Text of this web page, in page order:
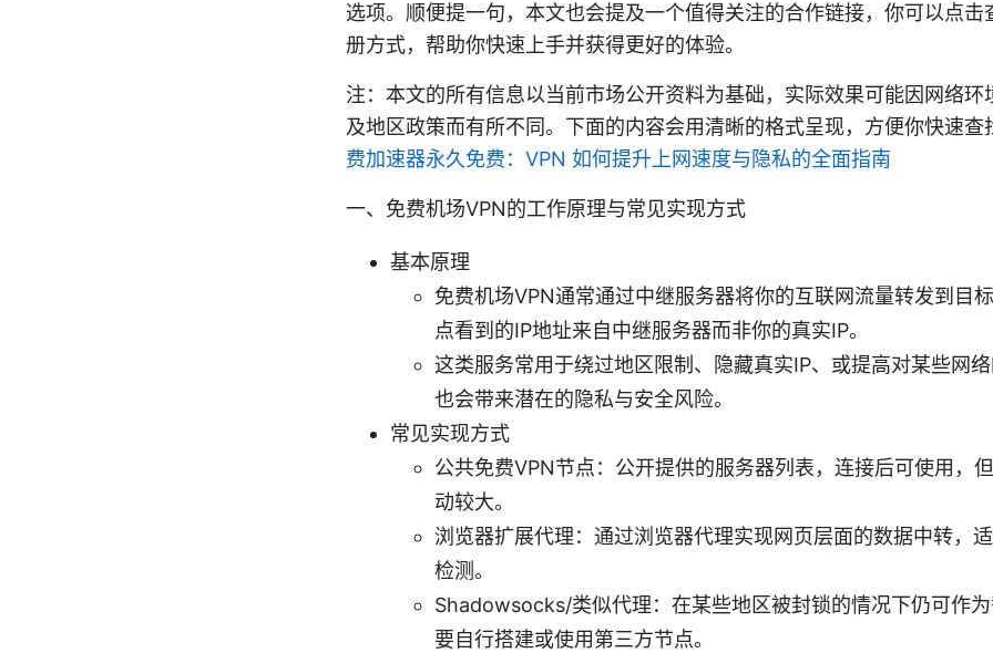
选项。顺便提一句，本文也会提及一个值得关注的合作链接，你可以点击
册方式，帮助你快速上手并获得更好的体验。
注：本文的所有信息以当前市场公开资料为基础，实际效果可能因网络环
及地区政策而有所不同。下面的内容会用清晰的格式呈现，方便你快速查
费加速器永久免费：VPN 如何提升上网速度与隐私的全面指南
一、免费机场VPN的工作原理与常见实现方式
基本原理
免费机场VPN通常通过中继服务器将你的互联网流量转发到目
点看到的IP地址来自中继服务器而非你的真实IP。
这类服务常用于绕过地区限制、隐藏真实IP、或提高对某些网
也会带来潜在的隐私与安全风险。
常见实现方式
公共免费VPN节点：公开提供的服务器列表，连接后可使用，
动较大。
浏览器扩展代理：通过浏览器代理实现网页层面的数据中转，
检测。
Shadowsocks/类似代理：在某些地区被封锁的情况下仍可作
要自行搭建或使用第三方节点。